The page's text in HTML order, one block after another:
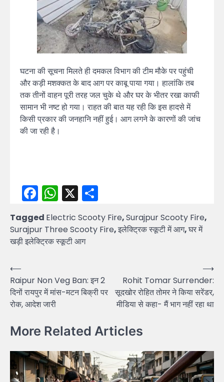
घटना की सूचना मिलते ही दमकल विभाग की टीम मौके पर पहुंची
और कड़ी मशक्कत के बाद आग पर काबू पाया गया। हालांकि तब
तक तीनों वाहन पूरी तरह जल चुके थे और घर के भीतर रखा काफी
सामान भी नष्ट हो गया। राहत की बात यह रही कि इस हादसे में
किसी प्रकार की जनहानि नहीं हुई। आग लगने के कारणों की जांच
की जा रही है।
Facebook
WhatsApp
X
Tagged Electric Scooty Fire,Surajpur Scooty Fire,
Surajpur Three Scooty Fire,इलेक्ट्रिक स्कूटी में आग,घर में
खड़ी इलेक्ट्रिक स्कूटी आग
Post
navigation
⟵
Raipur Non Veg Ban: इन 2
दिनों रायपुर में मांस-मटन बिक्री पर
रोक, आदेश जारी
Rohit Tomar Surrender:
सूदखोर रोहित तोमर ने किया सरेंडर,
मीडिया से कहा- मैं भाग नहीं रहा था
⟶
More Related Articles